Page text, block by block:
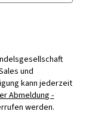
und
kann jederzeit
Abmeldung -
werden.